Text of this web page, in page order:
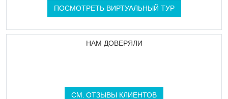
ПОСМОТРЕТЬ ВИРТУАЛЬНЫЙ ТУР
НАМ ДОВЕРЯЛИ
СМ. ОТЗЫВЫ КЛИЕНТОВ